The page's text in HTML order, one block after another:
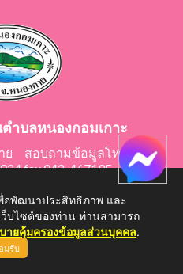
ำบลหนองกอมเกาะ
ย สอบถามข้อมูลโทร 042-
fax 042-467195
อพัฒนาประสิทธิภาพ และ
บไซต์ของท่าน ท่านสามารถ
ายคุ้มครองข้อมูลส่วนบุคคล.
มรับ